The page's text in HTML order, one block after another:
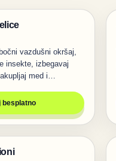
vazdušni okršaj,
insekte, izbegavaj
med i…
besplatno